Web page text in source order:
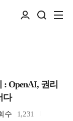
OpenAI, 권리
다
수
1,231